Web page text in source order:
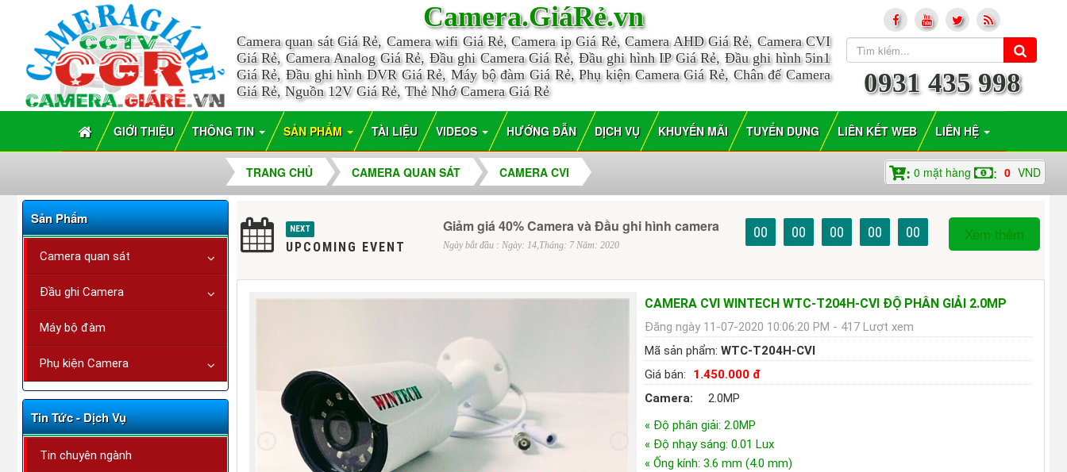
Camera.GiáRẻ.vn
Camera quan sát Giá Rẻ, Camera wifi Giá Rẻ, Camera ip Giá Rẻ, Camera AHD Giá Rẻ, Camera CVI
Giá Rẻ, Camera Analog Giá Rẻ, Đầu ghi Camera Giá Rẻ, Đầu ghi hình IP Giá Rẻ, Đầu ghi hình 5in1
Giá Rẻ, Đầu ghi hình DVR Giá Rẻ, Máy bộ đàm Giá Rẻ, Phụ kiện Camera Giá Rẻ, Chân đế Camera
Giá Rẻ, Nguồn 12V Giá Rẻ, Thẻ Nhớ Camera Giá Rẻ
0931 435 998
GIỚI THIỆU THÔNG TIN SẢN PHẨM TÀI LIỆU VIDEOS HƯỚNG ĐẪN DỊCH VỤ KHUYẾN MÃI TUYỂN DỤNG LIÊN KẾT WEB LIÊN HỆ
TRANG CHỦ CAMERA QUAN SÁT CAMERA CVI : 0 mặt hàng : 0 VND
NEXT
UPCOMING EVENT
Giảm giá 40% Camera và Đầu ghi hình camera
Ngày bắt đầu : Ngày: 14,Tháng: 7 Năm: 2020
00 00 00 00 00 Xem thêm
CAMERA CVI WINTECH WTC-T204H-CVI ĐỘ PHÂN GIẢI 2.0MP
Đăng ngày 11-07-2020 10:06:20 PM - 417 Lượt xem
Mã sản phẩm:WTC-T204H-CVI
Giá bán:
1.450.000 đ
Camera:
2.0MP
« Độ phân giải: 2.0MP
« Độ nhạy sáng: 0.01 Lux
« Ống kính: 3.6 mm (4.0 mm)
Sản Phẩm
Camera quan sát
Đầu ghi Camera
Máy bộ đàm
Phụ kiện Camera
Tin Tức - Dịch Vụ
Tin chuyên ngành